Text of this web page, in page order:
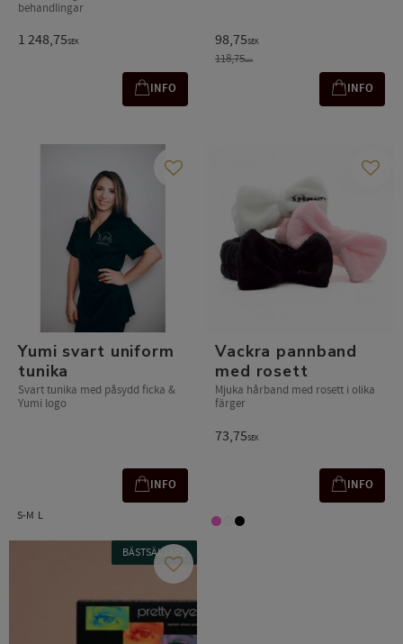
behandlingar
1 248,75SEK
INFO
98,75SEK
118,75SEK
INFO
Yumi svart uniform
tunika
Svart tunika med påsydd ficka &
Yumi logo
Add to favorites
INFO
S-M L
Vackra pannband
med rosett
Mjuka hårband med rosett i olika
färger
73,75SEK
Add
INFO
BÄSTSÄLJARE
Add to favorites